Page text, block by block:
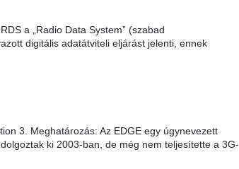
a „Radio Data System” (szabad
digitális adatátviteli eljárást jelenti, ennek
3. Meghatározás: Az EDGE egy úgynevezett
ki 2003-ban, de még nem teljesítette a 3G-